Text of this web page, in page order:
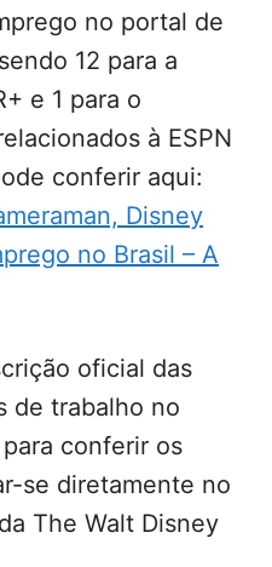
no portal de
12 para a
e 1 para o
à ESPN
conferir aqui:
Disney
no Brasil – A
oficial das
de trabalho no
conferir os
se diretamente no
The Walt Disney